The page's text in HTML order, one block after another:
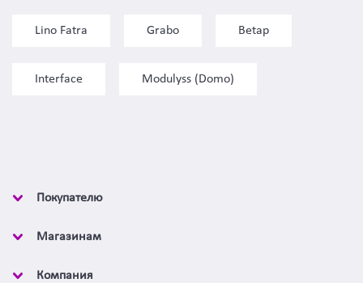
Lino Fatra Grabo Betap
Interface Modulyss (Domo)
Покупателю
Магазинам
Компания